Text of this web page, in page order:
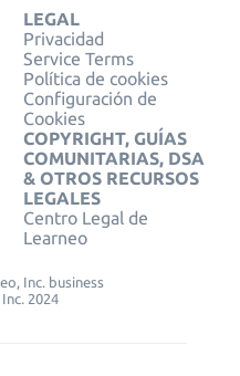
LEGAL
Privacidad
Service Terms
Política de cookies
Configuración de
Cookies
COPYRIGHT, GUÍAS
COMUNITARIAS, DSA
& OTROS RECURSOS
LEGALES
Centro Legal de
Learneo
Inc. business
2024